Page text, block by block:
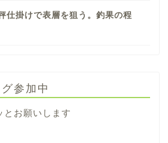
仕掛けで表層を狙う。釣果の程
参加中
とお願いします